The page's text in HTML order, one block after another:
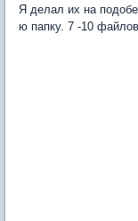
Я делал их на
ю папку. 7 -10